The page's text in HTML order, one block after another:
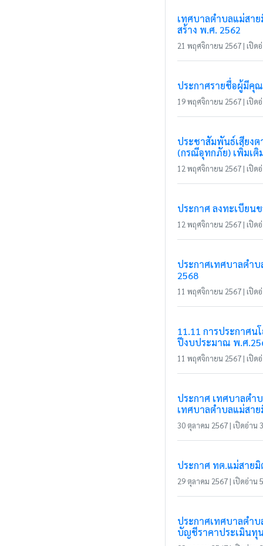
เทศบาลตำบลแม่สา
สร้าง พ.ศ. 2562
21 พฤศจิกายน 2567 | เปิด
ประกาศรายชื่อผู้มีคุ
19 พฤศจิกายน 2567 | เปิด
ประชาสัมพันธ์เสียง
(กรณีอุทกภัย) เพิ่มเติ
12 พฤศจิกายน 2567 | เปิด
ประกาศ ลงทะเบียน
12 พฤศจิกายน 2567 | เปิด
ประกาศเทศบาลตำ
2568
11 พฤศจิกายน 2567 | เปิด
11.11 การประกาศ
ปีงบประมาณ พ.ศ
11 พฤศจิกายน 2567 | เปิด
ประกาศ เทศบาลตำ
เทศบาลตำบลแม่สา
30 ตุลาคม 2567 | เปิดอ่าน
ประกาศ ทต.แม่สาย
29 ตุลาคม 2567 | เปิดอ่าน
ประกาศเทศบาลตำ
บัญชีราคาประเมินทุ